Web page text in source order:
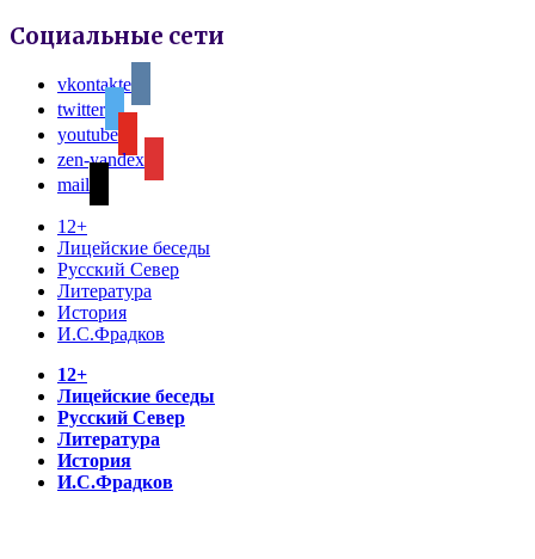
Социальные сети
vkontakte
twitter
youtube
zen-yandex
mail
12+
Лицейские беседы
Русский Север
Литература
История
И.С.Фрадков
12+
Лицейские беседы
Русский Север
Литература
История
И.С.Фрадков